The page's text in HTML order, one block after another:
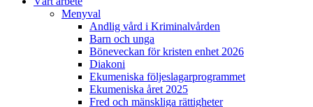
Menyval
Andlig vård i Kriminalvården
Barn och unga
Böneveckan för kristen enhet 2026
Diakoni
Ekumeniska följeslagarprogrammet
Ekumeniska året 2025
Fred och mänskliga rättigheter